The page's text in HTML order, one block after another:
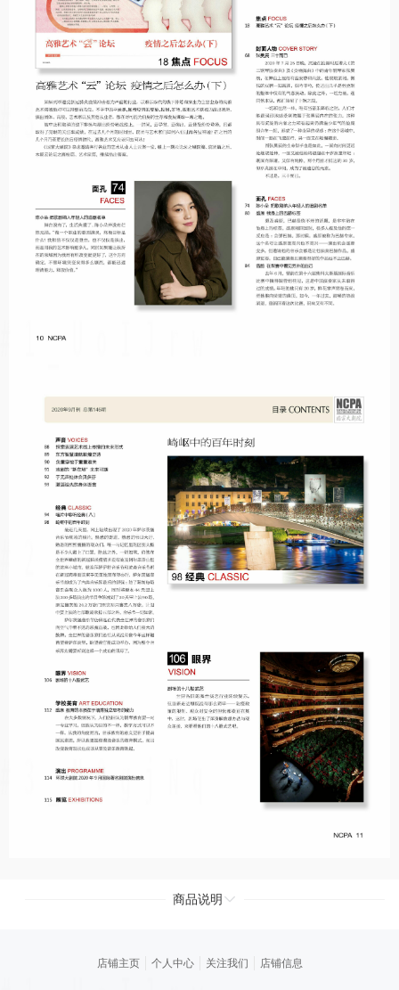
商品说明
店铺主页 个人中心 关注我们 店铺信息